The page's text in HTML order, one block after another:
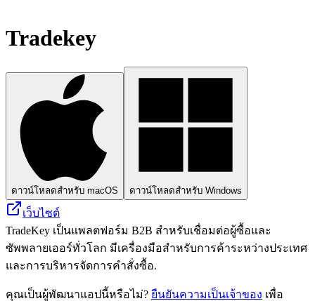
Tradekey
ดาวน์โหลดสำหรับ macOS ดาวน์โหลดสำหรับ Windows
เว็บไซต์
TradeKey เป็นแพลตฟอร์ม B2B สำหรับเชื่อมต่อผู้ซื้อและ
ซัพพลายเออร์ทั่วโลก มีเครื่องมือสำหรับการค้าระหว่างประเทศ
และการบริหารจัดการคำสั่งซื้อ.
คุณเป็นผู้พัฒนาแอปนี้หรือไม่? ยืนยันความเป็นเจ้าของ เพื่อ